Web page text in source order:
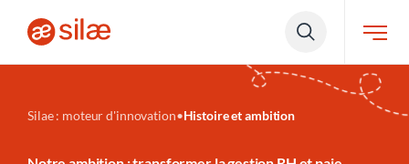
Silae : moteur d'innovation•Histoire et ambition